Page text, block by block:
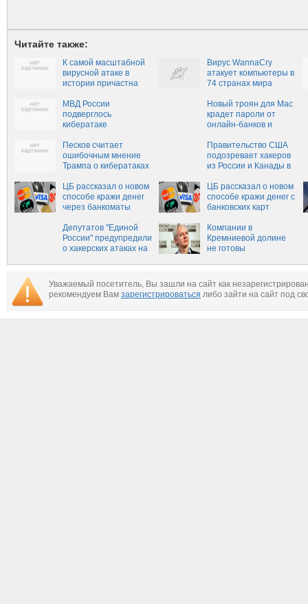
Читайте также:
К самой масштабной
вирусной атаке в
истории причастна
Вирус WannaCry
атакует компьютеры в
74 странах мира
МВД России
подверглось
кибератаке
Новый троян для Mac
крадет пароли от
онлайн-банков и
Песков считает
ошибочным мнение
Трампа о кибератаках
Правительство США
подозревает хакеров
из России и Канады в
ЦБ рассказал о новом
способе кражи денег
через банкоматы
ЦБ рассказал о новом
способе кражи денег с
банковских карт
Депутатов "Единой
России" предупредили
о хакерских атаках на
Компании в
Кремниевой долине
не готовы
Уважаемый посетитель, Вы зашли на сайт как
рекомендуем Вам зарегистрироваться либо зайти на сайт под